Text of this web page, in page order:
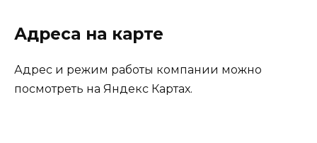
Адреса на карте
Адрес и режим работы компании можно
посмотреть на Яндекс Картах.